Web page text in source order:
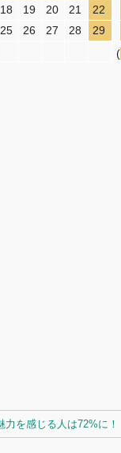
18 19 20 21
22
25 26 27 28
29
(
を感じる人は72%に！